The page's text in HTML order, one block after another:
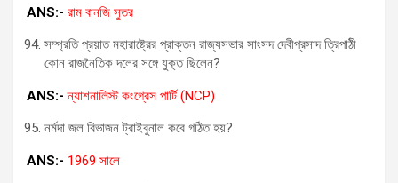
ANS:- রাম বানজি সুতর
সম্প্রতি প্রয়াত মহারাষ্ট্রের প্রাক্তন রাজ্যসভার সাংসদ দেবীপ্রসাদ ত্রিপাঠী
কোন রাজনৈতিক দলের সঙ্গে যুক্ত ছিলেন?
ANS:-ন্যাশনালিস্ট কংগ্রেস পার্টি (NCP)
নর্মদা জল বিভাজন ট্রাইবুনাল কবে গঠিত হয়?
ANS:- 1969 সালে